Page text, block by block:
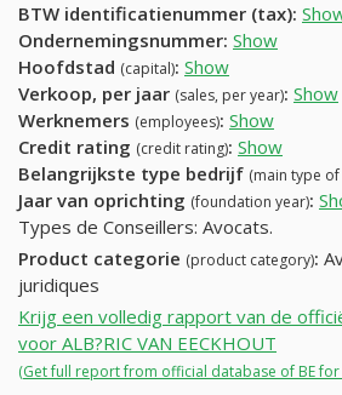
BTW identificatienummer (tax):
Ondernemingsnummer: Show
Hoofdstad (capital): Show
Verkoop, per jaar (sales, per year): Show
Werknemers (employees): Show
Credit rating (credit rating): Show
Belangrijkste type bedrijf (main type
Jaar van oprichting (foundation year):
Types de Conseillers: Avocats.
Product categorie (product category):
juridiques
Krijg een volledig rapport van de
voor ALB?RIC VAN EECKHOUT
(Get full report from official database of BE for